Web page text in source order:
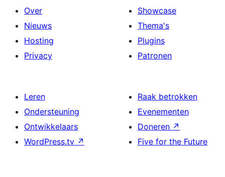
Over
Nieuws
Hosting
Privacy
Showcase
Thema's
Plugins
Patronen
Leren
Ondersteuning
Ontwikkelaars
WordPress.tv ↗
Raak betrokken
Evenementen
Doneren ↗
Five for the Future